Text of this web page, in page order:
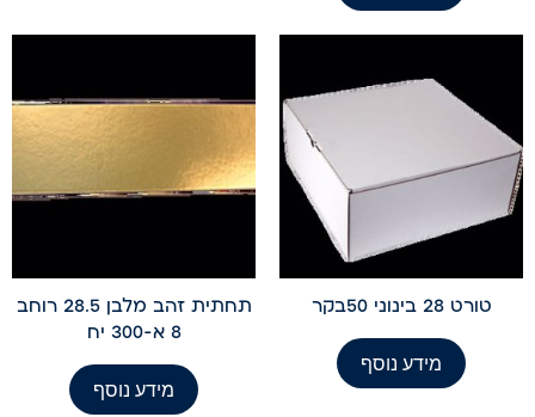
טורט 28 בינוני 50בקר
מידע נוסף
תחתית זהב מלבן 28.5 רוחב
8 א-300 יח
מידע נוסף